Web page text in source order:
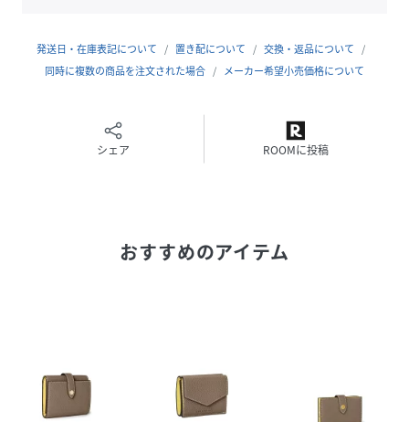
原産国 チェコ
発送日・在庫表記について 置き配について
交換・返品について
同時に複数の商品を注文された場合
メーカー希望小売価格について
シェア ROOMに投稿
おすすめのアイテム